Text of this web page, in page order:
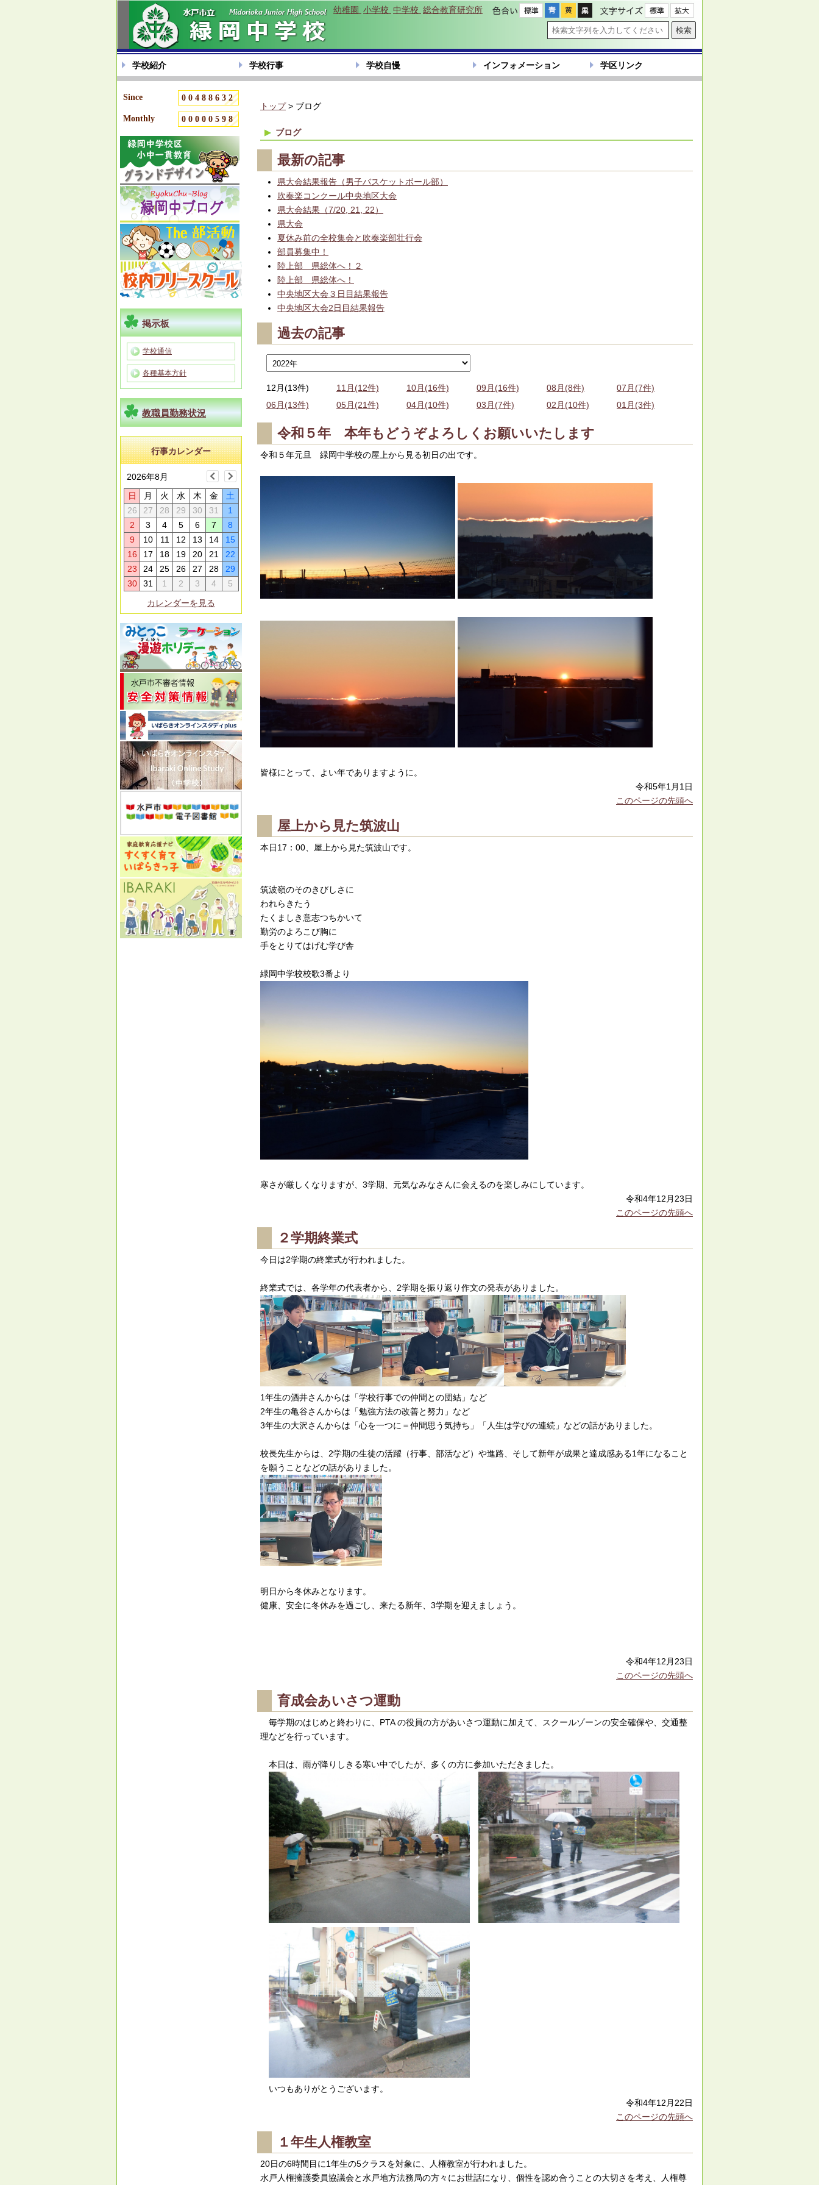
色合い 文字サイズ
幼稚園 小学校 中学校 総合教育研究所
学校紹介 学校行事 学校自慢 インフォメーション 学区リンク
Since 00488632
Monthly 00000598
掲示板
学校通信
各種基本方針
教職員勤務状況
行事カレンダー
2026年8月
日 月 火 水 木 金
土
26
27 28 29 30 31
1
2
3 4 5 6 7
8
9
10 11 12 13 14
15
16
17 18 19 20 21
22
23
24 25 26 27 28
29
30
31 1 2 3 4
5
カレンダーを見る
トップ> ブログ
ブログ
最新の記事
県大会結果報告（男子バスケットボール部）
吹奏楽コンクール中央地区大会
県大会結果（7/20, 21, 22）
県大会
夏休み前の全校集会と吹奏楽部壮行会
部員募集中！
陸上部 県総体へ！２
陸上部 県総体へ！
中央地区大会３日目結果報告
中央地区大会2日目結果報告
過去の記事
12月(13件) 11月(12件) 10月(16件) 09月(16件) 08月(8件)
07月(7件)
06月(13件)
05月(21件) 04月(10件) 03月(7件) 02月(10件) 01月(3件)
令和５年 本年もどうぞよろしくお願いいたします
令和５年元旦 緑岡中学校の屋上から見る初日の出です。
皆様にとって、よい年でありますように。
令和5年1月1日
このページの先頭へ
屋上から見た筑波山
本日17：00、屋上から見た筑波山です。
筑波嶺のそのきびしさに
われらきたう
たくましき意志つちかいて
勤労のよろこび胸に
手をとりてはげむ学び舎
緑岡中学校校歌3番より
寒さが厳しくなりますが、3学期、元気なみなさんに会えるのを楽しみにしています。
令和4年12月23日
このページの先頭へ
２学期終業式
今日は2学期の終業式が行われました。
終業式では、各学年の代表者から、2学期を振り返り作文の発表がありました。
1年生の酒井さんからは「学校行事での仲間との団結」など
2年生の亀谷さんからは「勉強方法の改善と努力」など
3年生の大沢さんからは「心を一つに＝仲間思う気持ち」「人生は学びの連続」などの話がありました。
校長先生からは、2学期の生徒の活躍（行事、部活など）や進路、そして新年が成果と達成感ある1年になること
を願うことなどの話がありました。
明日から冬休みとなります。
健康、安全に冬休みを過ごし、来たる新年、3学期を迎えましょう。
令和4年12月23日
このページの先頭へ
育成会あいさつ運動
毎学期のはじめと終わりに、PTA の役員の方があいさつ運動に加えて、スクールゾーンの安全確保や、交通整
理などを行っています。
本日は、雨が降りしきる寒い中でしたが、多くの方に参加いただきました。
いつもありがとうございます。
令和4年12月22日
このページの先頭へ
１年生人権教室
20日の6時間目に1年生の5クラスを対象に、人権教室が行われました。
水戸人権擁護委員協議会と水戸地方法務局の方々にお世話になり、個性を認め合うことの大切さを考え、人権尊